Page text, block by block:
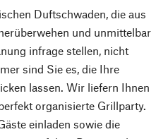
Duftschwaden, die aus
und unmittelbar
infrage stellen, nicht
sind Sie es, die Ihre
lassen. Wir liefern Ihnen
organisierte Grillparty.
einladen sowie die